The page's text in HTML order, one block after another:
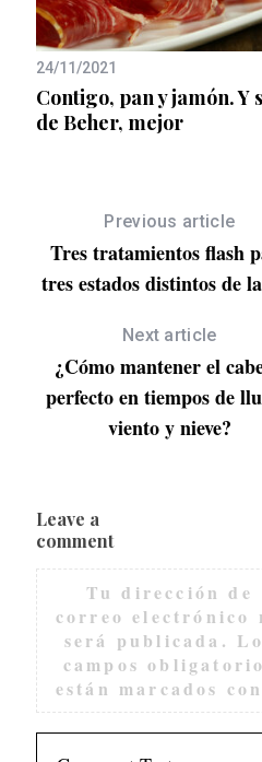
24/11/2021
Contigo, pan y jamón. Y
de Beher, mejor
Previous article
Tres tratamientos flash
tres estados distintos de
Next article
¿Cómo mantener el
perfecto en tiempos de
viento y nieve?
Leave a
comment
Tu dirección de
correo electrónico
será publicada.
campos
están marcados con